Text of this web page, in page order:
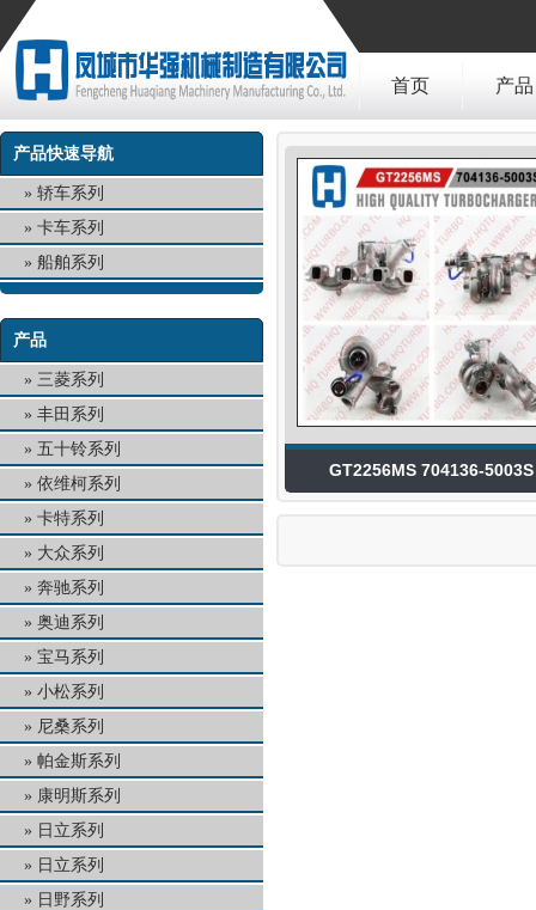
首页 产品
产品快速导航
轿车系列
卡车系列
船舶系列
产品
三菱系列
丰田系列
五十铃系列
依维柯系列
卡特系列
大众系列
奔驰系列
奥迪系列
宝马系列
小松系列
尼桑系列
帕金斯系列
康明斯系列
日立系列
日立系列
日野系列
GT2256MS 704136-5003S